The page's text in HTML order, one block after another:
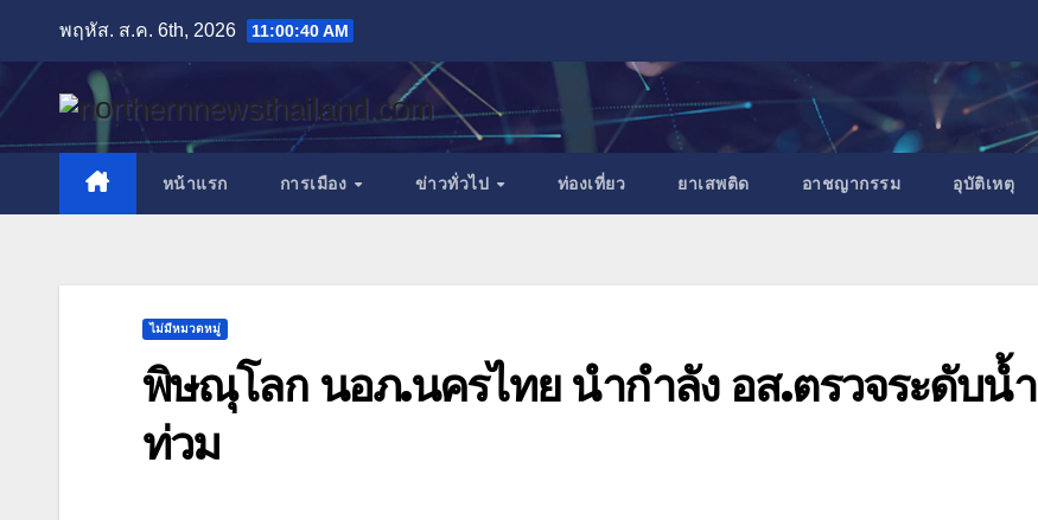
content
พฤหัส. ส.ค. 6th, 2026 11:00:42 AM
หน้าแรก การเมือง ข่าวทั่วไป ท่องเที่ยว ยาเสพติด อาชญากรรม อุบัติเหตุ
ไม่มีหมวดหมู่
พิษณุโลก นอภ.นครไทย นำกำลัง อส.ตรวจระดับน้ำ
ท่วม